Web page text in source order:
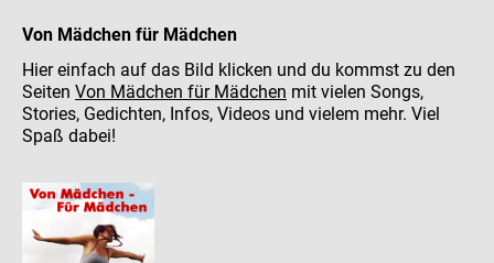
Von Mädchen für Mädchen
Hier einfach auf das Bild klicken und du kommst zu den
Seiten Von Mädchen für Mädchen mit vielen Songs,
Stories, Gedichten, Infos, Videos und vielem mehr. Viel
Spaß dabei!